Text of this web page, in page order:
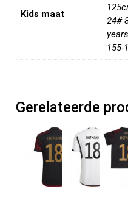
Kids maat
24#
155-
Gerelateerde